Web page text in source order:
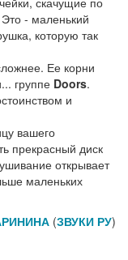
- маленький
которую так
Ее корни
группе Doors.
и
вашего
прекрасный диск
открывает
маленьких
(ЗВУКИ РУ)